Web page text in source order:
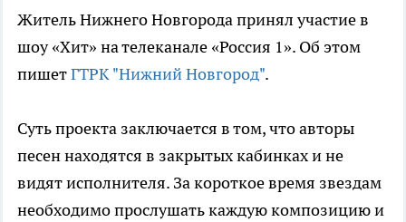
Житель Нижнего Новгорода принял участие в
шоу «Хит» на телеканале «Россия 1». Об этом
пишетГТРК "Нижний Новгород".
Суть проекта заключается в том, что авторы
песен находятся в закрытых кабинках и не
видят исполнителя. За короткое время звездам
необходимо прослушать каждую композицию и